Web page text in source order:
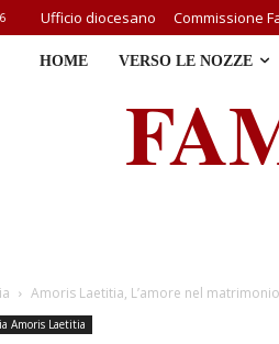
Ufficio diocesano Commissione
HOME VERSO LE NOZZE
Amoris Laetitia, L’amore nel
Amoris Laetitia